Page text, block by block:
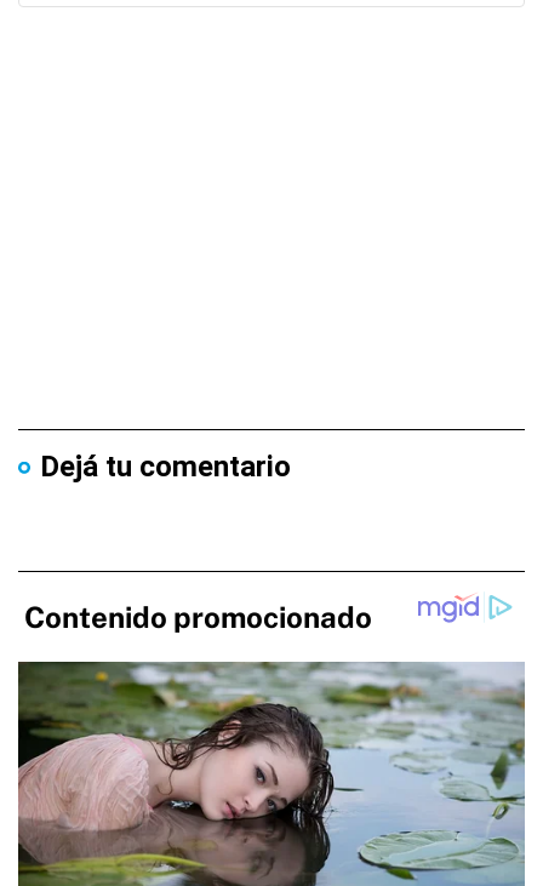
Dejá tu comentario